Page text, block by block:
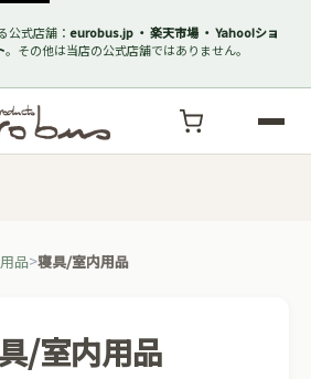
公式店舗： eurobus.jp ・ 楽天市場 ・ Yahoo!ショ
。その他は当店の公式店舗ではありません。
品 寝具/室内用品
/室内用品